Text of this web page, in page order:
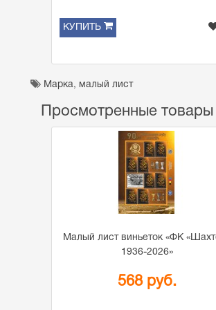
КУПИТЬ
Марка, малый лист
Просмотренные товары
Малый лист виньеток «ФК
1936-2026»
568 руб.